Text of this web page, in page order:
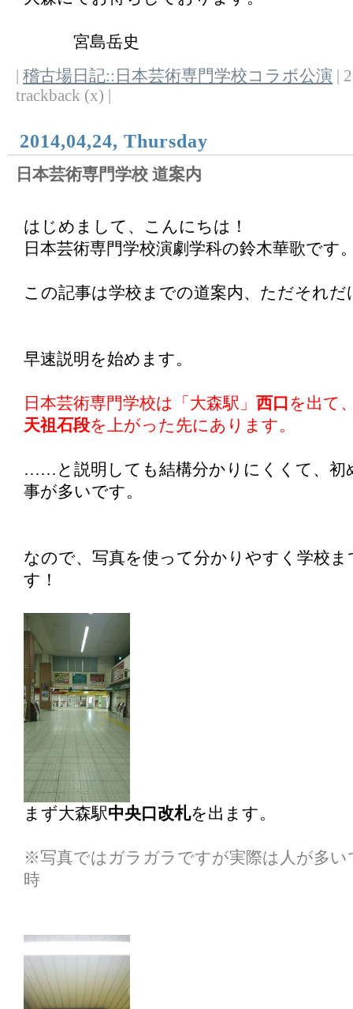
宮島岳史
稽古場日記::日本芸術専門学校コラボ公演 |
trackback (x) |
2014,04,24, Thursday
日本芸術専門学校 道案内
はじめまして、こんにちは！
日本芸術専門学校演劇学科の鈴木華歌です
この記事は学校までの道案内、ただそれだ
早速説明を始めます。
日本芸術専門学校は「大森駅」 西口 を出て
天祖石段を上がった先にあります。
……と説明しても結構分かりにくくて、初
事が多いです。
なので、写真を使って分かりやすく学校
す！
まず大森駅中央口改札を出ます。
※写真ではガラガラですが実際は人が多い
時